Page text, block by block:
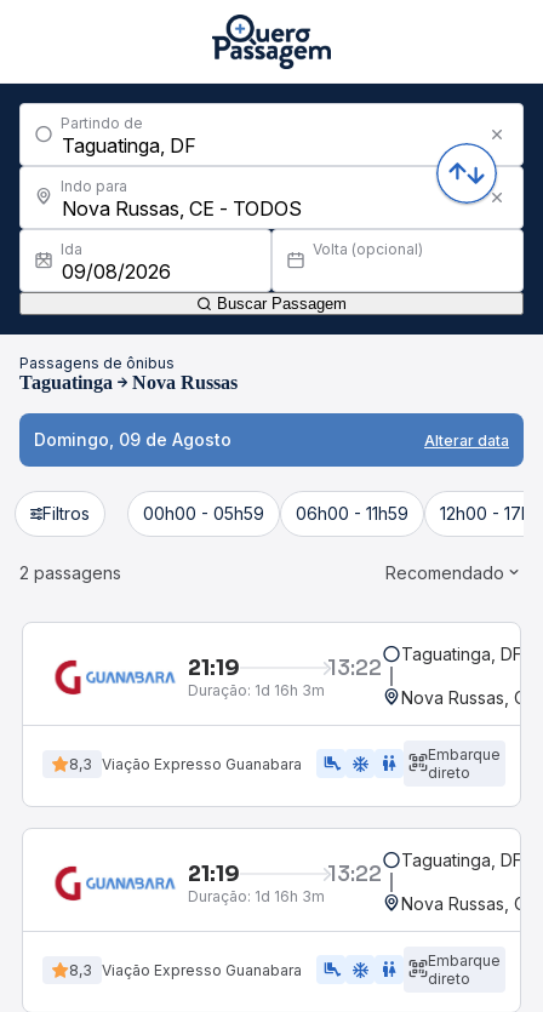
Partindo de
Indo para
Ida Volta (opcional)
Buscar Passagem
Passagens de ônibus
Taguatinga Nova Russas
Domingo, 09 de Agosto Alterar data
Filtros 00h00 - 05h59 06h00 - 11h59 12h00 -
2 passagens Recomendado
21:19 13:22
Duração: 1d 16h 3m
Taguatinga, DF
Nova Russas, CE
8,3 Viação Expresso Guanabara airline_seat_legroom_extra ac_unit WC
Embarque
direto
21:19 13:22
Duração: 1d 16h 3m
Taguatinga, DF
Nova Russas, CE
8,3 Viação Expresso Guanabara airline_seat_legroom_extra ac_unit WC
Embarque
direto